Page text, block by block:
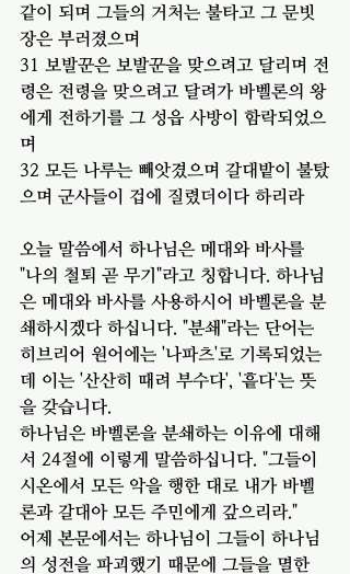
같이 되며 그들의 거처는 불타고 그 문빗
장은 부러졌으며
31 보발꾼은 보발꾼을 맞으려고 달리며 전
령은 전령을 맞으려고 달려가 바벨론의 왕
에게 전하기를 그 성읍 사방이 함락되었으
며
32 모든 나루는 빼앗겼으며 갈대밭이 불탔
으며 군사들이 겁에 질렸더이다 하리라
오늘 말씀에서 하나님은 메대와 바사를
"나의 철퇴 곧 무기"라고 칭합니다. 하나님
은 메대와 바사를 사용하시어 바벨론을 분
쇄하시겠다 하십니다. "분쇄"라는 단어는
히브리어 원어에는 '나파츠'로 기록되었는
데 이는 '산산히 때려 부수다', '흩다'는 뜻
을 갖습니다.
하나님은 바벨론을 분쇄하는 이유에 대해
서 24절에 이렇게 말씀하십니다. "그들이
시온에서 모든 악을 행한 대로 내가 바벨
론과 갈대아 모든 주민에게 갚으리라."
어제 본문에서는 하나님이 그들이 하나님
의 성전을 파괴했기 때문에 그들을 멸한